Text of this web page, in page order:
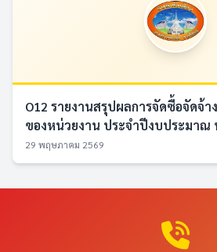
O12 รายงานสรุปผลการจัดซื้อจัดจ้
ของหน่วยงาน ประจำปีงบประมาณ
29 พฤษภาคม 2569